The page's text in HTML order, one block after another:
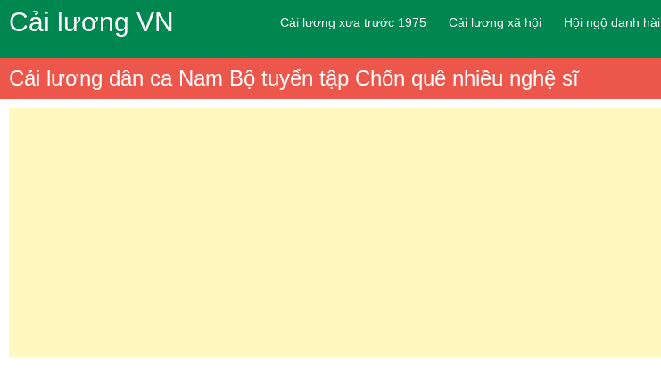
Cải lương VN Cải lương xưa trước 1975 Cải lương xã hội Hội ngộ danh hài
Cải lương dân ca Nam Bộ tuyển tập Chốn quê nhiều nghệ sĩ